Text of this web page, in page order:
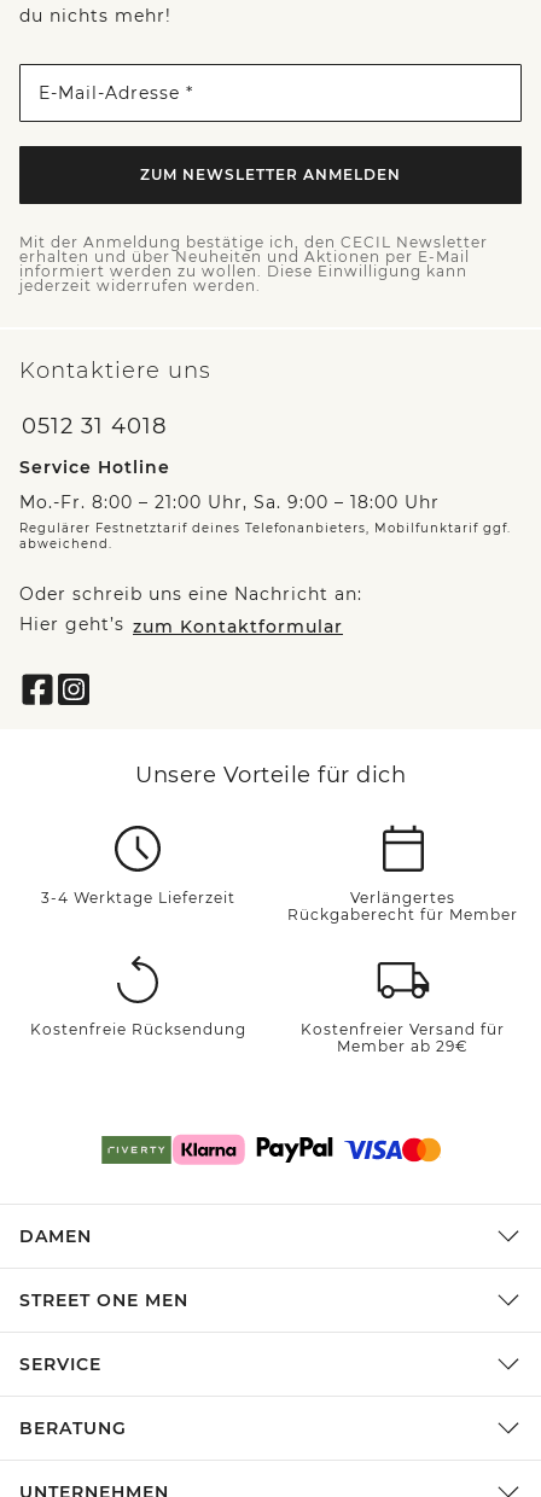
du nichts mehr!
E-Mail-Adresse *
ZUM NEWSLETTER ANMELDEN
Mit der Anmeldung bestätige ich, den CECIL Newsletter
erhalten und über Neuheiten und Aktionen per E-Mail
informiert werden zu wollen. Diese Einwilligung kann
jederzeit widerrufen werden.
Kontaktiere uns
0512 31 4018
Service Hotline
Mo.-Fr. 8:00 – 21:00 Uhr, Sa. 9:00 – 18:00 Uhr
Regulärer Festnetztarif deines Telefonanbieters, Mobilfunktarif ggf.
abweichend.
Oder schreib uns eine Nachricht an:
Hier geht’s zum Kontaktformular
Unsere Vorteile für dich
3-4 Werktage Lieferzeit
Verlängertes
Rückgaberecht für Member
Kostenfreie Rücksendung
Kostenfreier Versand für
Member ab 29€
DAMEN
STREET ONE MEN
SERVICE
BERATUNG
UNTERNEHMEN